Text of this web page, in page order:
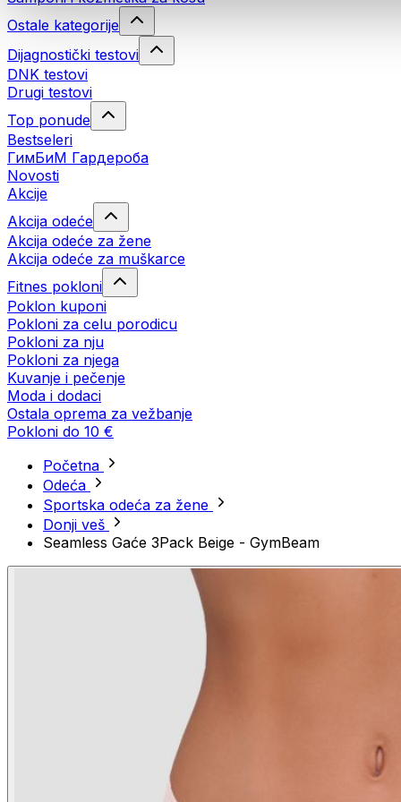
Ostale kategorije
Dijagnostički testovi
DNK testovi
Drugi testovi
Top ponude
Bestseleri
ГимБиМ Гардeробa
Novosti
Akcije
Akcija odeće
Akcija odeće za žene
Akcija odeće za muškarce
Fitnes pokloni
Poklon kuponi
Pokloni za celu porodicu
Pokloni za nju
Pokloni za njega
Kuvanje i pečenje
Moda i dodaci
Ostala oprema za vežbanje
Pokloni do 10 €
Početna
Odeća
Sportska odeća za žene
Donji veš
Seamless Gaće 3Pack Beige - GymBeam